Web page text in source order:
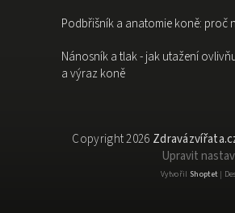
Podbřišník a anatomie koně: proč
Nánosník a tlak - jak utažení
a výraz koně
Copyright 2026
Upravit
Vytvořil Shoptet|